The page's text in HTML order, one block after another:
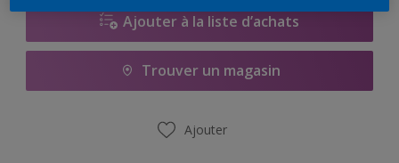
Ajouter à la liste d’achats
Trouver un magasin
Ajouter